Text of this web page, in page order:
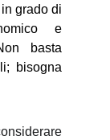
grado di
e
basta
bisogna